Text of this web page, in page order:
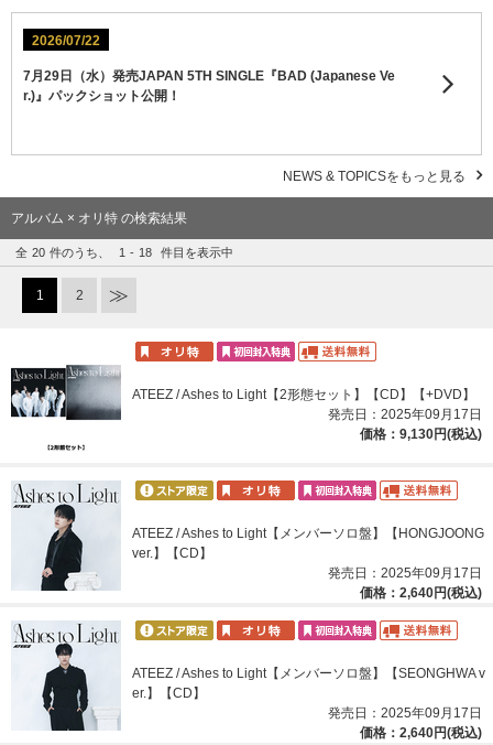
2026/07/22
7月29日（水）発売JAPAN 5TH SINGLE『BAD (Japanese Ve
r.)』パックショット公開！
NEWS & TOPICSをもっと見る
アルバム × オリ特 の検索結果
全 20 件のうち、 1 - 18 件目を表示中
1 2
ATEEZ / Ashes to Light【2形態セット】【CD】【+DVD】
発売日：2025年09月17日
価格：9,130円(税込)
ATEEZ / Ashes to Light【メンバーソロ盤】【HONGJOONG
ver.】【CD】
発売日：2025年09月17日
価格：2,640円(税込)
ATEEZ / Ashes to Light【メンバーソロ盤】【SEONGHWA v
er.】【CD】
発売日：2025年09月17日
価格：2,640円(税込)